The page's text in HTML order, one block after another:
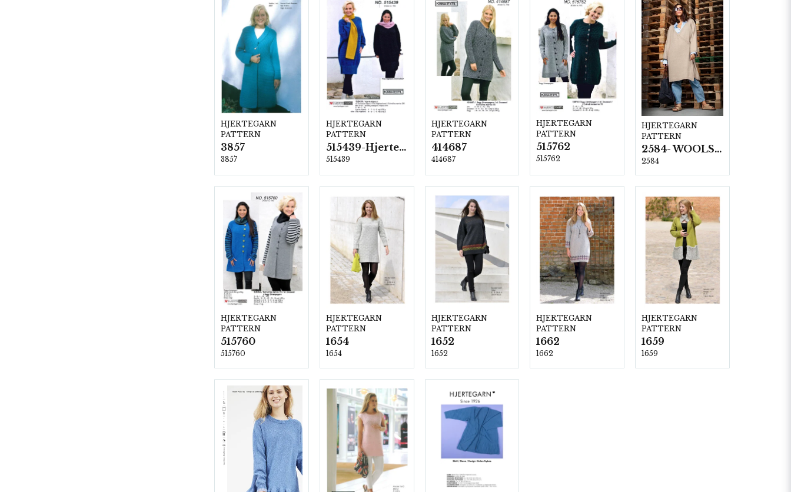
HJERTEGARN
PATTERN
3857
3857
HJERTEGARN
PATTERN
515439-Hjerte Alpaca
515439
HJERTEGARN
PATTERN
414687
414687
HJERTEGARN
PATTERN
515762
515762
HJERTEGARN
PATTERN
2584- WOOLSILK
2584
HJERTEGARN
PATTERN
515760
515760
HJERTEGARN
PATTERN
1654
1654
HJERTEGARN
PATTERN
1652
1652
HJERTEGARN
PATTERN
1662
1662
HJERTEGARN
PATTERN
1659
1659